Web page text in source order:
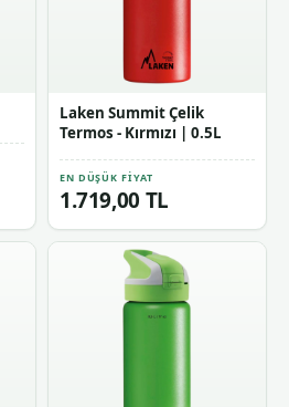
Laken Summit Çelik
Termos - Kırmızı | 0.5L
EN DÜŞÜK FIYAT
1.719,00 TL